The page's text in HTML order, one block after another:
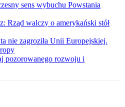
sens wybuchu Powstania
Rząd walczy o amerykański stół
nie zagroziła Unii Europejskiej.
pozorowanego rozwoju i